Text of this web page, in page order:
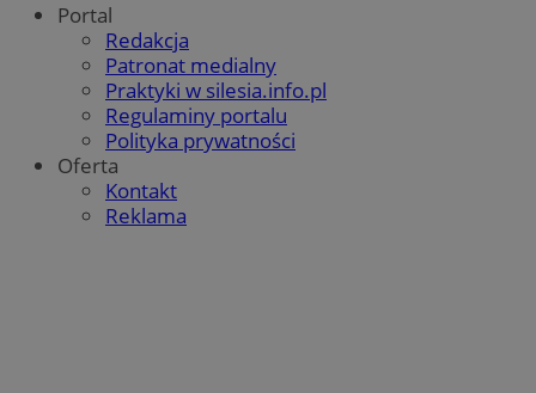
Portal
Redakcja
Patronat medialny
Praktyki w silesia.info.pl
Regulaminy portalu
Polityka prywatności
Oferta
Kontakt
Reklama